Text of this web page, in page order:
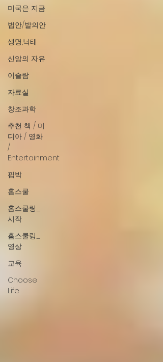
미국은 지금
법안/발의안
생명,낙태
신앙의 자유
이슬람
자료실
창조과학
추천 책 / 미
디아 / 영화
/
Entertainment
핍박
홈스쿨
홈스쿨링_
시작
홈스쿨링_
영상
교육
Choose
Life